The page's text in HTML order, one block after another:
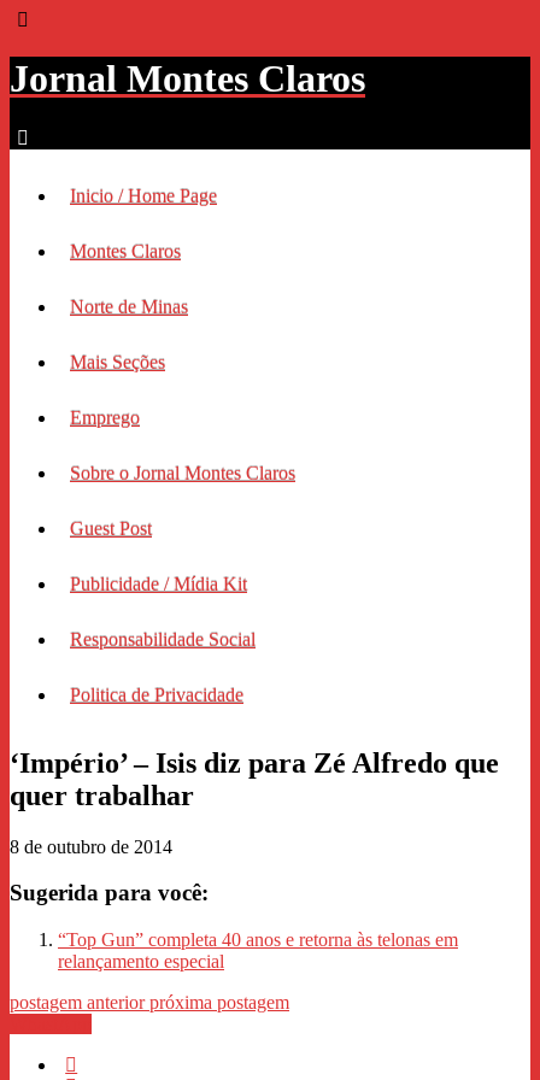
Jornal Montes Claros
Inicio / Home Page
Montes Claros
Norte de Minas
Mais Seções
Emprego
Sobre o Jornal Montes Claros
Guest Post
Publicidade / Mídia Kit
Responsabilidade Social
Politica de Privacidade
‘Império’ – Isis diz para Zé Alfredo que
quer trabalhar
8 de outubro de 2014
Sugerida para você:
“Top Gun” completa 40 anos e retorna às telonas em
relançamento especial
postagem anteriorpróxima postagem